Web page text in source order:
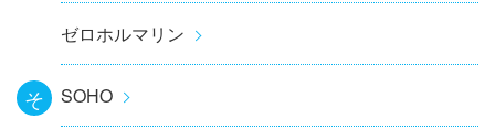
ゼロホルマリン
そ SOHO